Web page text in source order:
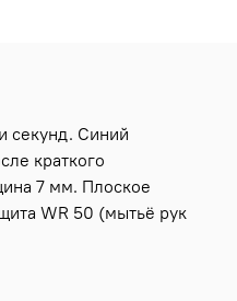
секунд. Синий
краткого
7 мм. Плоское
WR 50 (мытьё рук